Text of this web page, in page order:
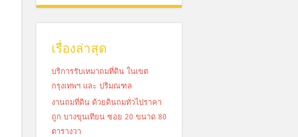
เรื่องล่าสุด
บริการรับเหมาถมที่ดิน ในเขต
กรุงเทพฯ และ ปริมณฑล
งานถมที่ดิน ด้วยดินถมทั่วไปราคา
ถูก บางขุนเทียน ซอย 20 ขนาด 80
ตารางวา